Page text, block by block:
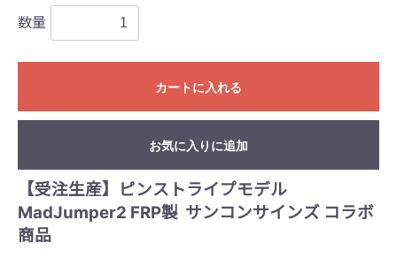
数量
カートに入れる
お気に入りに追加
【受注生産】ピンストライプモデル
MadJumper2 FRP製 サンコンサインズ コラボ
商品